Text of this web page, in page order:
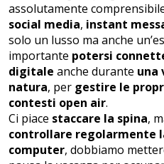
assolutamente
social media, instant
solo un lusso ma anche
importante potersi
digitale anche durante una
natura, per gestire le
contesti open air.
Ci piace staccare la spina,
controllare regolarmente
computer, dobbiamo